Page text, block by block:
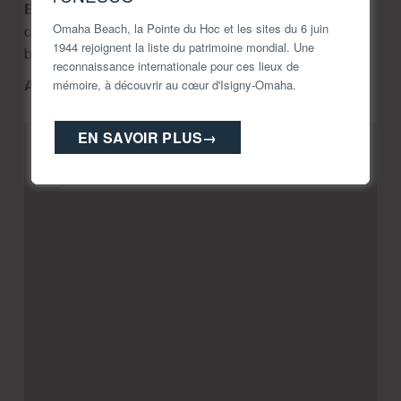
Equipements :Aire de pique-nique non
couverte|Boutique|Défibrillateur|Equipement pour
bébé|Parking|Toilettes
Animaux Acceptés :oui
Omaha Beach, la Pointe du Hoc et les sites du 6 juin
1944 rejoignent la liste du patrimoine mondial. Une
reconnaissance internationale pour ces lieux de
mémoire, à découvrir au cœur d'Isigny-Omaha.
EN SAVOIR PLUS→